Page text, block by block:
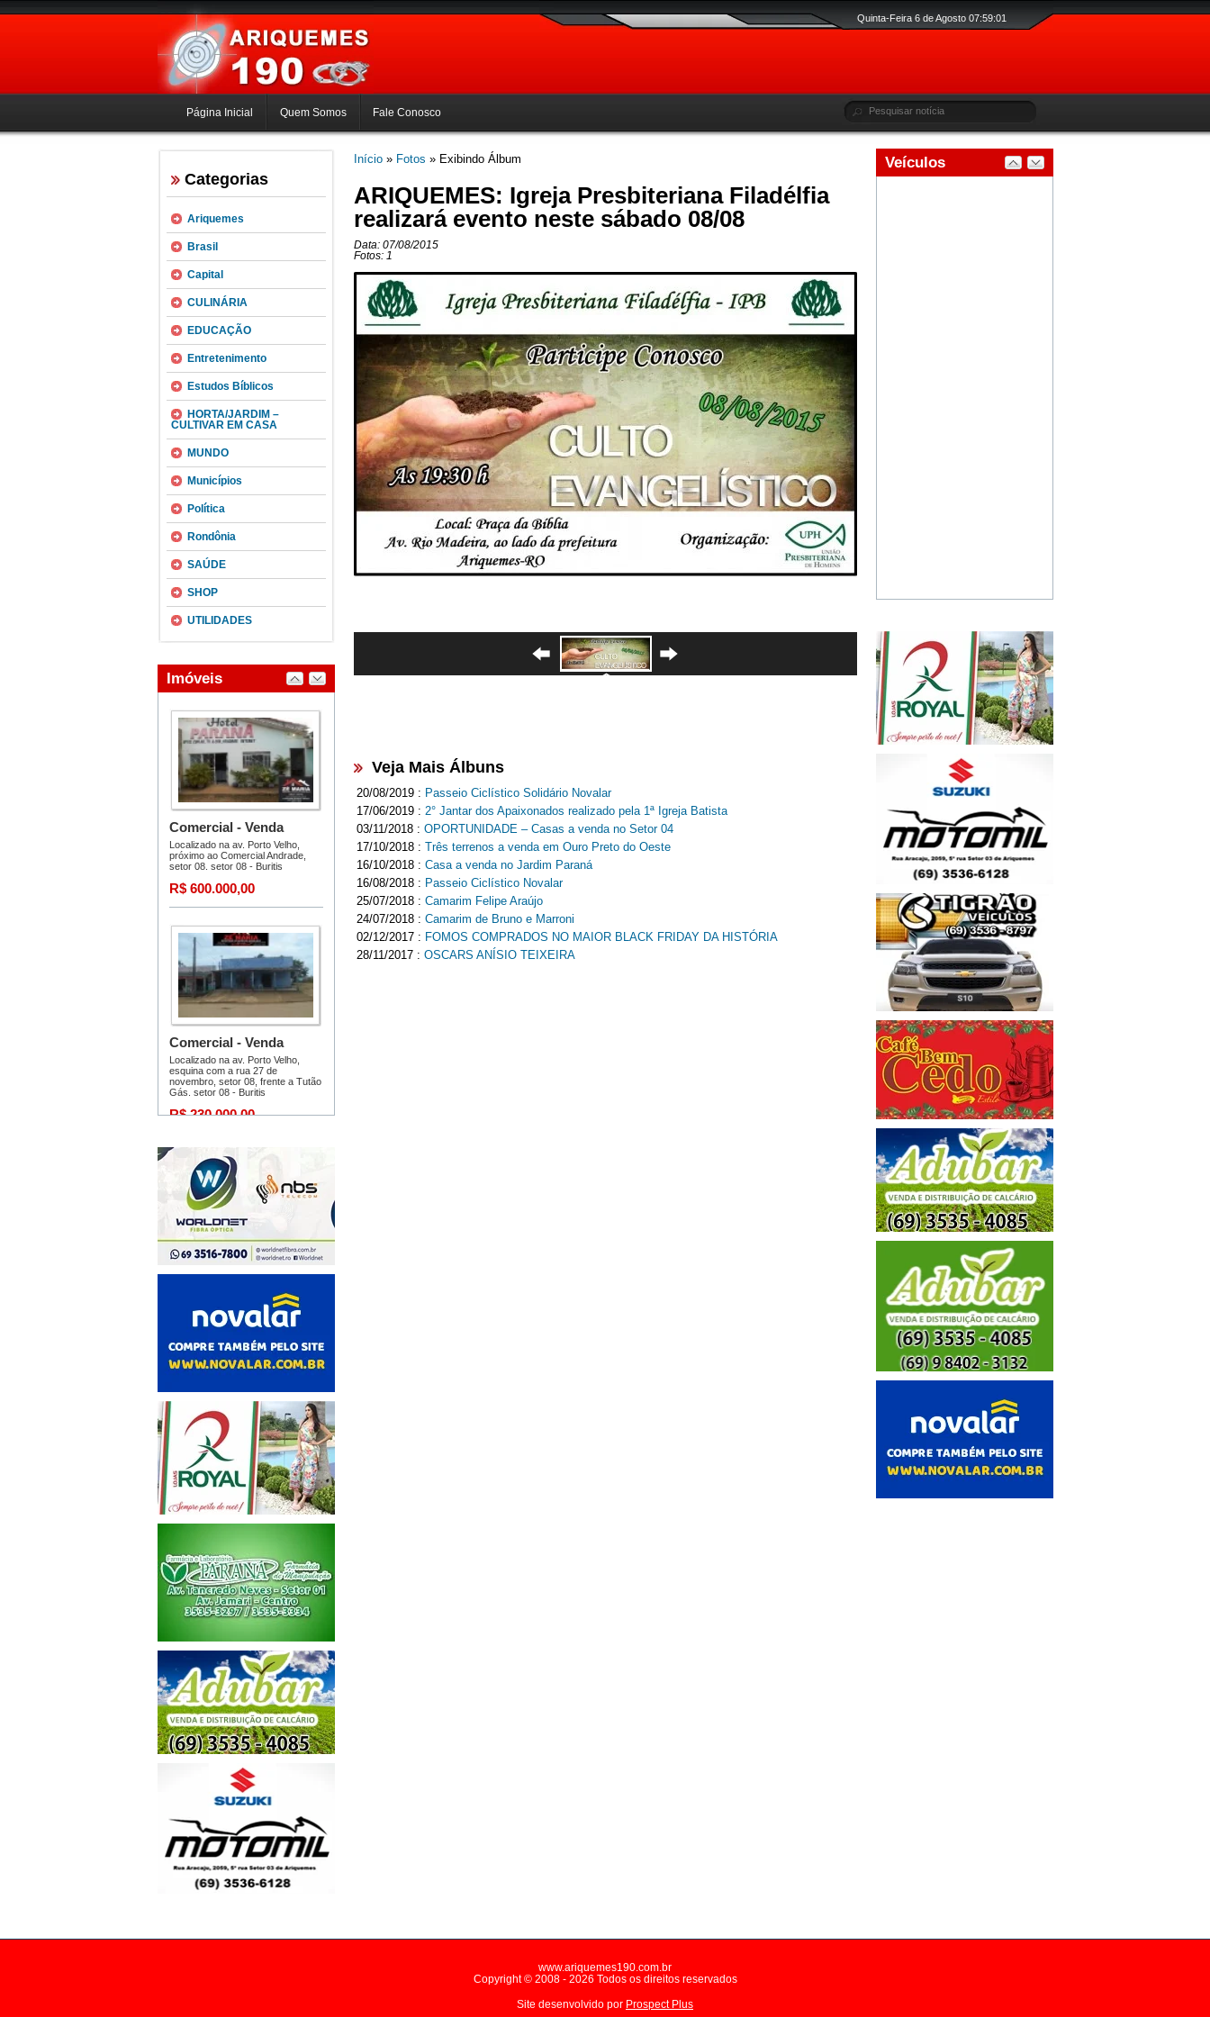
Quinta-Feira 6 de Agosto 07:59:01
Página Inicial Quem Somos Fale Conosco
Categorias
Ariquemes
Brasil
Capital
CULINÁRIA
EDUCAÇÃO
Entretenimento
Estudos Bíblicos
HORTA/JARDIM –
CULTIVAR EM CASA
MUNDO
Municípios
Política
Rondônia
SAÚDE
SHOP
UTILIDADES
Início» Fotos » Exibindo Álbum
ARIQUEMES: Igreja Presbiteriana Filadélfia
realizará evento neste sábado 08/08
Data: 07/08/2015
Fotos: 1
Veja Mais Álbuns
20/08/2019 : Passeio Ciclístico Solidário Novalar
17/06/2019 : 2° Jantar dos Apaixonados realizado pela 1ª Igreja Batista
03/11/2018 : OPORTUNIDADE – Casas a venda no Setor 04
17/10/2018 : Três terrenos a venda em Ouro Preto do Oeste
16/10/2018 : Casa a venda no Jardim Paraná
16/08/2018 : Passeio Ciclístico Novalar
25/07/2018 : Camarim Felipe Araújo
24/07/2018 : Camarim de Bruno e Marroni
02/12/2017 : FOMOS COMPRADOS NO MAIOR BLACK FRIDAY DA HISTÓRIA
28/11/2017 : OSCARS ANÍSIO TEIXEIRA
www.ariquemes190.com.br
Copyright © 2008 - 2026 Todos os direitos reservados
Site desenvolvido por Prospect Plus